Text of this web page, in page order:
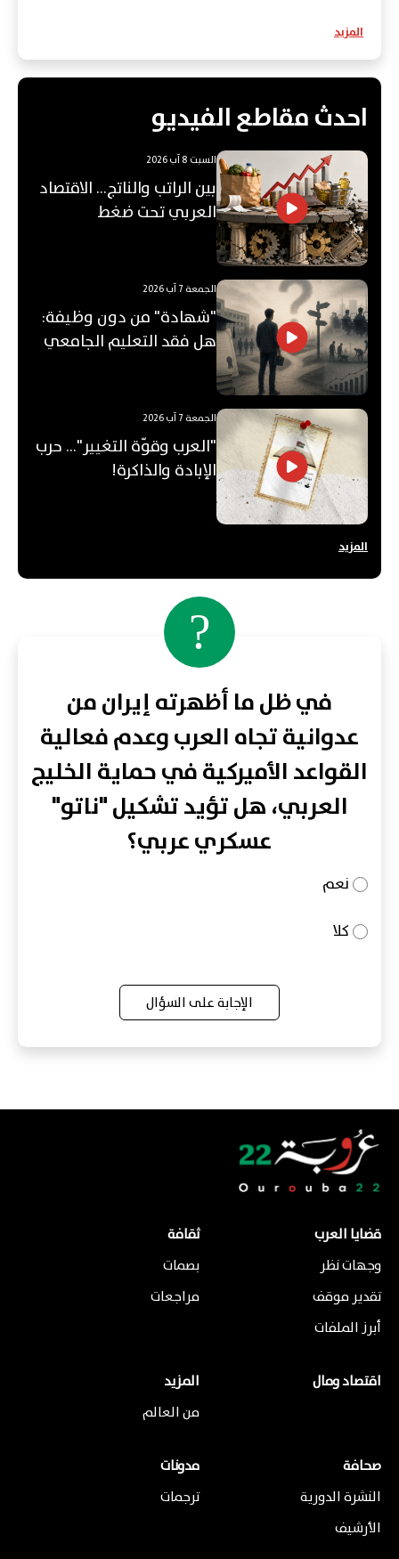
المزيد
احدث مقاطع الفيديو
السبت 8 آب 2026
بين الراتب والناتج… الاقتصاد
العربي تحت ضغط
الجمعة 7 آب 2026
"شهادة" من دون وظيفة:
هل فقد التعليم الجامعي
الجمعة 7 آب 2026
"العرب وقوّة التغيير"... حرب
الإبادة والذاكرة!
المزيد
?
في ظل ما أظهرته إيران من
عدوانية تجاه العرب وعدم فعالية
القواعد الأميركية في حماية الخليج
العربي، هل تؤيد تشكيل "ناتو"
عسكري عربي؟
نعم
كلا
الإجابة على السؤال
قضايا العرب
وجهات نظر
تقدير موقف
أبرز الملفات
ثقافة
بصمات
مراجعات
اقتصاد ومال
المزيد
من العالم
صحافة
النشرة الدورية
الأرشيف
مدونات
ترجمات